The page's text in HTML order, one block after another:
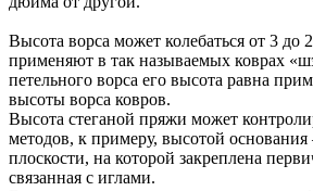
Высота ворса может колебаться от 3
применяют в так называемых коврах
петельного ворса его высота равна
высоты ворса ковров.
Высота стеганой пряжи может
методов, к примеру, высотой
плоскости, на которой закреплена
связанная с иглами.